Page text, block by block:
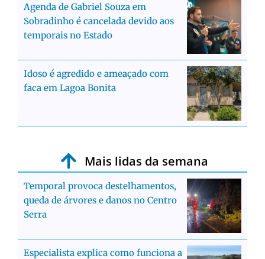
Agenda de Gabriel Souza em
Sobradinho é cancelada devido aos
temporais no Estado
Idoso é agredido e ameaçado com
faca em Lagoa Bonita
Mais lidas da semana
Temporal provoca destelhamentos,
queda de árvores e danos no Centro
Serra
Especialista explica como funciona a